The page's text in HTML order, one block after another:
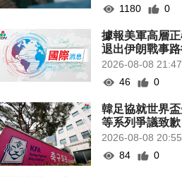
1180
0
據報美軍高層
退出伊朗戰事
2026-08-08 21:47
46
0
韓足協就世界盃
等系列爭議致歉
2026-08-08 20:55
84
0